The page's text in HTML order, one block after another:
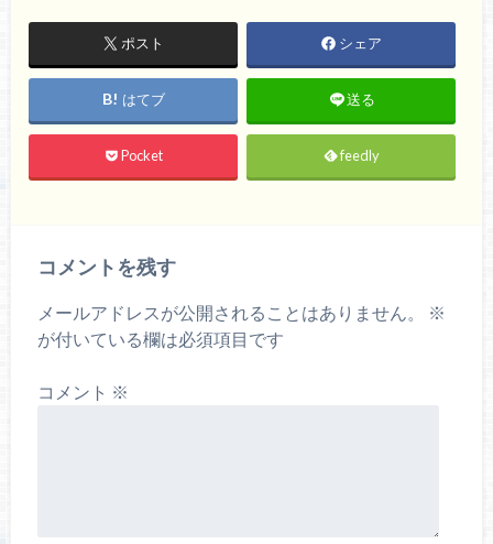
ポスト シェア
はてブ 送る
Pocket feedly
コメントを残す
メールアドレスが公開されることはありません。
※
が付いている欄は必須項目です
コメント ※